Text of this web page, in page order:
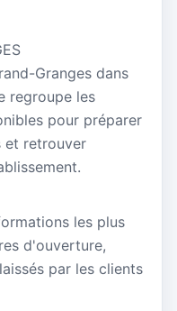
Granges dans
regroupe les
pour préparer
et retrouver
les plus
d'ouverture,
par les clients